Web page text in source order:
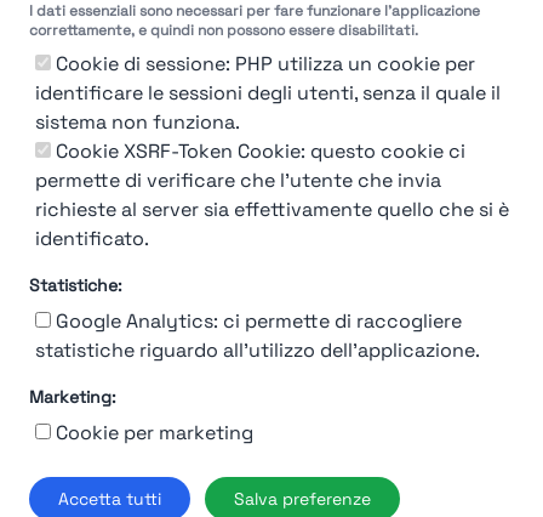
I dati essenziali sono necessari per fare funzionare l'applicazione
correttamente, e quindi non possono essere disabilitati.
Cookie di sessione: PHP utilizza un cookie per
identificare le sessioni degli utenti, senza il quale il
sistema non funziona.
Cookie XSRF-Token Cookie: questo cookie ci
permette di verificare che l'utente che invia
richieste al server sia effettivamente quello che si è
identificato.
Statistiche:
Google Analytics: ci permette di raccogliere
statistiche riguardo all'utilizzo dell'applicazione.
Marketing:
Cookie per marketing
Accetta tutti Salva preferenze
Molto
Breve Lungo
Molto
Misuriamo l'efficienza e la velocità del processo
di selezione del personale attraverso dati
aziendali, feedback dei candidati e valutazioni
Termini e Condizioni
© 2019-2026 Stupendio. Tutti i diritti riservati | Smarteris S.r.l. P.IVA
02659750992 | Capitale Sociale € 2.550 i.v.